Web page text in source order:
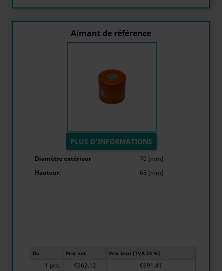
Aimant de référence
PLUS D'INFORMATIONS
Diamètre extérieur
70 [mm]
Hauteur:
65 [mm]
Du Prix net Prix brut (TVA 23 %)
1 pcs. €562.12 €691.41